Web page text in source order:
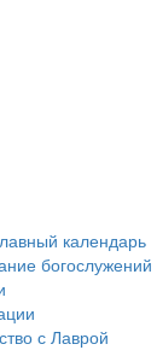
календарь
богослужений
с Лаврой